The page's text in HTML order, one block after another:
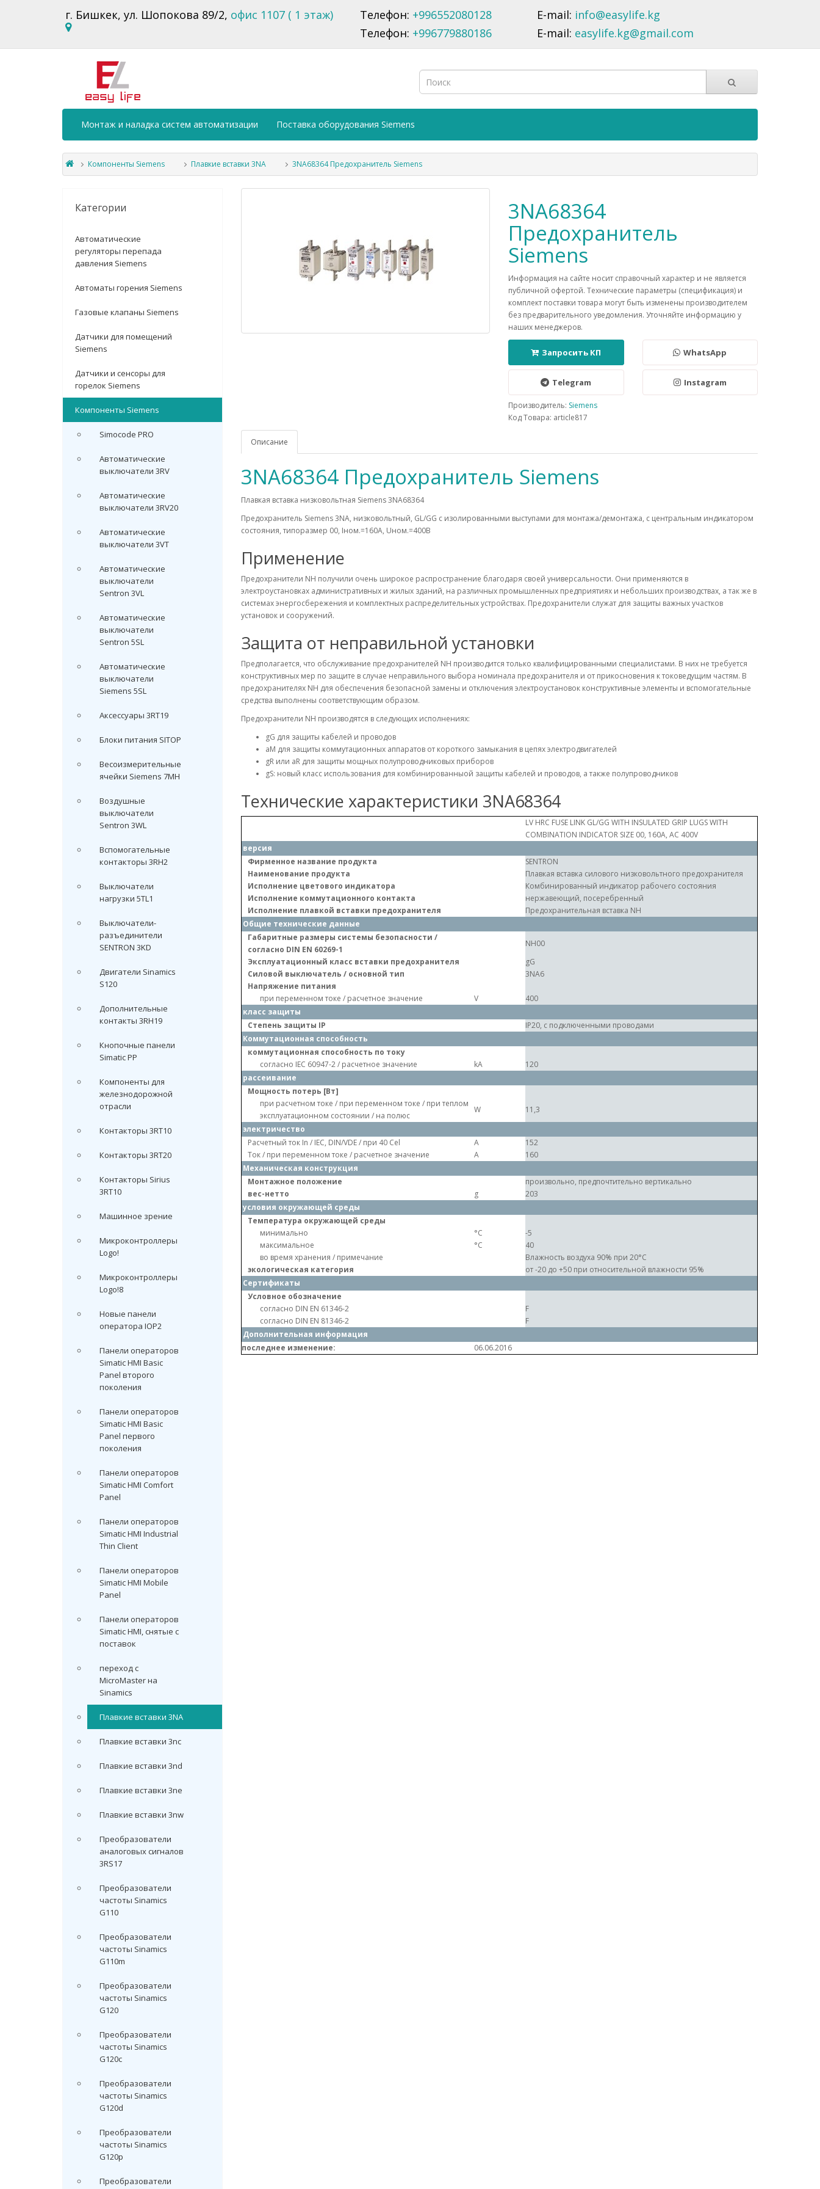
г. Бишкек, ул. Шопокова 89/2, офис 1107 ( 1 этаж) Телефон: +996552080128
Телефон: +996779880186
E-mail: info@easylife.kg
E-mail: easylife.kg@gmail.com
Монтаж и наладка систем автоматизации Поставка оборудования Siemens
Компоненты Siemens Плавкие вставки 3NA 3NA68364 Предохранитель Siemens
Категории
Автоматические
регуляторы перепада
давления Siemens
Автоматы горения Siemens
Газовые клапаны Siemens
Датчики для помещений
Siemens
Датчики и сенсоры для
горелок Siemens
Компоненты Siemens
Simocode PRO
Автоматические
выключатели 3RV
Автоматические
выключатели 3RV20
Автоматические
выключатели 3VT
Автоматические
выключатели
Sentron 3VL
Автоматические
выключатели
Sentron 5SL
Автоматические
выключатели
Siemens 5SL
Аксессуары 3RT19
Блоки питания SITOP
Весоизмерительные
ячейки Siemens 7MH
Воздушные
выключатели
Sentron 3WL
Вспомогательные
контакторы 3RH2
Выключатели
нагрузки 5TL1
Выключатели-
разъединители
SENTRON 3KD
Двигатели Sinamics
S120
Дополнительные
контакты 3RH19
Кнопочные панели
Simatic PP
Компоненты для
железнодорожной
отрасли
Контакторы 3RT10
Контакторы 3RT20
Контакторы Sirius
3RT10
Машинное зрение
Микроконтроллеры
Logo!
Микроконтроллеры
Logo!8
Новые панели
оператора IOP2
Панели операторов
Simatic HMI Basic
Panel второго
поколения
Панели операторов
Simatic HMI Basic
Panel первого
поколения
Панели операторов
Simatic HMI Comfort
Panel
Панели операторов
Simatic HMI Industrial
Thin Client
Панели операторов
Simatic HMI Mobile
Panel
Панели операторов
Simatic HMI, снятые с
поставок
переход с
MicroMaster на
Sinamics
Плавкие вставки 3NA
Плавкие вставки 3nc
Плавкие вставки 3nd
Плавкие вставки 3ne
Плавкие вставки 3nw
Преобразователи
аналоговых сигналов
3RS17
Преобразователи
частоты Sinamics
G110
Преобразователи
частоты Sinamics
G110m
Преобразователи
частоты Sinamics
G120
Преобразователи
частоты Sinamics
G120c
Преобразователи
частоты Sinamics
G120d
Преобразователи
частоты Sinamics
G120p
Преобразователи
3NA68364
Предохранитель
Siemens
Информация на сайте носит справочный характер и не является
публичной офертой. Технические параметры (спецификация) и
комплект поставки товара могут быть изменены производителем
без предварительного уведомления. Уточняйте информацию у
наших менеджеров.
Запросить КП WhatsApp
Telegram Instagram
Производитель: Siemens
Код Товара: article817
Описание
3NA68364 Предохранитель Siemens
Плавкая вставка низковольтная Siemens 3NA68364
Предохранитель Siemens 3NA, низковольтный, GL/GG c изолированными выступами для монтажа/демонтажа, с центральным индикатором
состояния, типоразмер 00, Iном.=160A, Uном.=400В
Применение
Предохранители NH получили очень широкое распространение благодаря своей универсальности. Они применяются в
электроустановках административных и жилых зданий, на различных промышленных предприятиях и небольших производствах, а так же в
системах энергосбережения и комплектных распределительных устройствах. Предохранители служат для защиты важных участков
установок и сооружений.
Защита от неправильной установки
Предполагается, что обслуживание предохранителей NH производится только квалифицированными специалистами. В них не требуется
конструктивных мер по защите в случае неправильного выбора номинала предохранителя и от прикосновения к токоведущим частям. В
предохранителях NH для обеспечения безопасной замены и отключения электроустановок конструктивные элементы и вспомогательные
средства выполнены соответствующим образом.
Предохранители NH производятся в следующих исполнениях:
gG для защиты кабелей и проводов
aM для защиты коммутационных аппаратов от короткого замыкания в цепях электродвигателей
gR или aR для защиты мощных полупроводниковых приборов
gS: новый класс использования для комбинированныой защиты кабелей и проводов, а также полупроводников
Технические характеристики 3NA68364
LV HRC FUSE LINK GL/GG WITH INSULATED GRIP LUGS WITH
COMBINATION INDICATOR SIZE 00, 160A, AC 400V
версия
Фирменное название продукта
SENTRON
Наименование продукта
Плавкая вставка силового низковольтного предохранителя
Исполнение цветового индикатора
Комбинированный индикатор рабочего состояния
Исполнение коммутационного контакта
нержавеющий, посеребренный
Исполнение плавкой вставки предохранителя
Предохранительная вставка NH
Общие технические данные
Габаритные размеры системы безопасности /
согласно DIN EN 60269-1
NH00
Эксплуатационный класс вставки предохранителя
gG
Силовой выключатель / основной тип
3NA6
Напряжение питания
при переменном токе / расчетное значение
V
400
класс защиты
Степень защиты IP
IP20, с подключенными проводами
Коммутационная способность
коммутационная способность по току
согласно IEC 60947-2 / расчетное значение
kA
120
рассеивание
Мощность потерь [Вт]
при расчетном токе / при переменном токе / при теплом
эксплуатационном состоянии / на полюс
W
11,3
электричество
Расчетный ток In / IEC, DIN/VDE / при 40 Cel
A
152
Ток / при переменном токе / расчетное значение
A
160
Механическая конструкция
Монтажное положение
произвольно, предпочтительно вертикально
вес-нетто
g
203
условия окружающей среды
Температура окружающей среды
минимально
°C
-5
максимальное
°C
40
во время хранения / примечание
Влажность воздуха 90% при 20°C
экологическая категория
от -20 до +50 при относительной влажности 95%
Сертификаты
Условное обозначение
согласно DIN EN 61346-2
F
согласно DIN EN 81346-2
F
Дополнительная информация
последнее изменение:
06.06.2016